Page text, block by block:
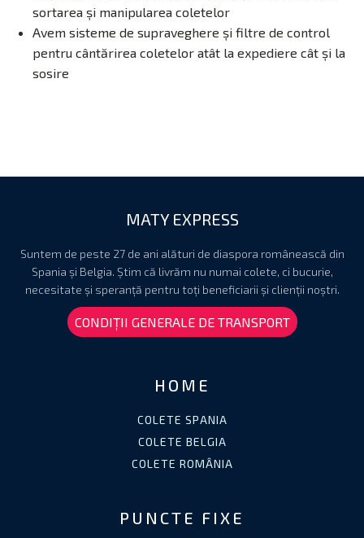
sortarea și manipularea coletelor
Avem sisteme de supraveghere și filtre de control
pentru cântărirea coletelor atât la expediere cât și la
sosire
MATY EXPRESS
Suntem de peste 27 de ani alături de diaspora românească din
Spania și Belgia. Știm că livrăm nu numai colete, ci bucurie,
necesitate și speranță pentru toți beneficiarii și clienții noștri.
CONDIȚII GENERALE DE TRANSPORT
HOME
COLETE SPANIA
COLETE BELGIA
COLETE ROMÂNIA
PUNCTE FIXE